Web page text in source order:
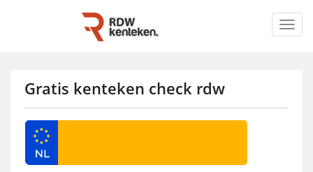
Gratis kenteken check rdw